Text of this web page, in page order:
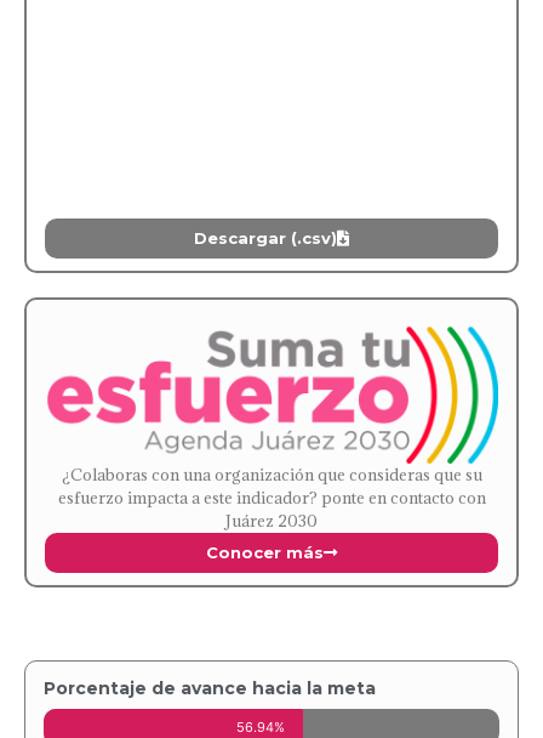
Porcentaje de avance hacia la meta
56.94%
Descargar (.csv)
¿Colaboras con una organización que consideras que su
esfuerzo impacta a este indicador? ponte en contacto con
Juárez 2030
Conocer más